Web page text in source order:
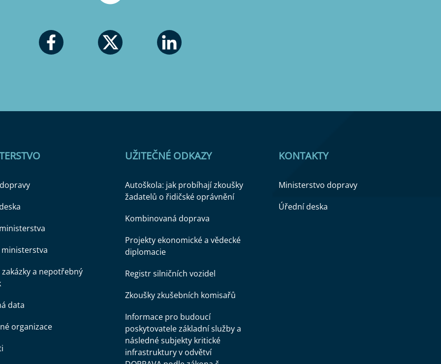
ministerstva
a nepotřebný
data
organizace
UŽITEČNÉ ODKAZY
Autoškola: jak probíhají zkoušky
žadatelů o řidičské oprávnění
Kombinovaná doprava
Projekty ekonomické a vědecké
diplomacie
Registr silničních vozidel
Zkoušky zkušebních komisařů
Informace pro budoucí
poskytovatele základní služby a
následné subjekty kritické
infrastruktury v odvětví
KONTAKTY
Ministerstvo dopravy
Úřední deska